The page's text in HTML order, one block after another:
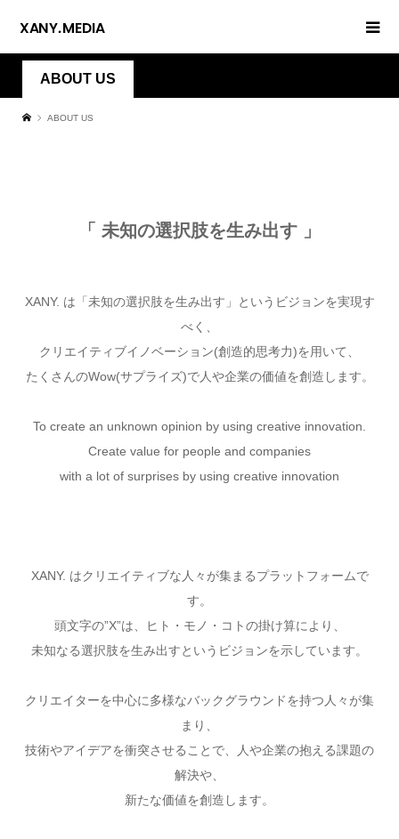
ABOUT US
ABOUT US
「 未知の選択肢を生み出す 」
XANY. は「未知の選択肢を生み出す」というビジョンを実現す
べく、
クリエイティブイノベーション(創造的思考力)を用いて、
たくさんのWow(サプライズ)で人や企業の価値を創造します。
To create an unknown opinion by using creative innovation.
Create value for people and companies
with a lot of surprises by using creative innovation
XANY. はクリエイティブな人々が集まるプラットフォームで
す。
頭文字の”X”は、ヒト・モノ・コトの掛け算により、
未知なる選択肢を生み出すというビジョンを示しています。
クリエイターを中心に多様なバックグラウンドを持つ人々が集
まり、
技術やアイデアを衝突させることで、人や企業の抱える課題の
解決や、
新たな価値を創造します。